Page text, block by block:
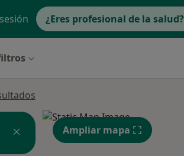
¿Eres profesional de la salud?
Ampliar mapa